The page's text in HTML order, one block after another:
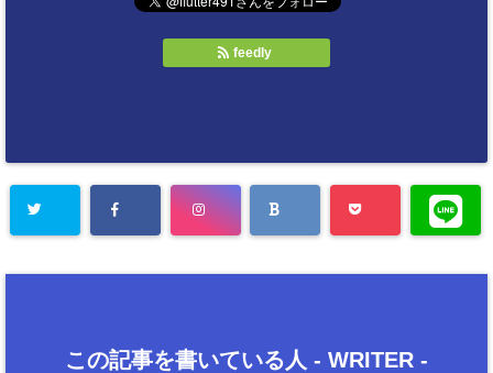
feedly
この記事を書いている人 - WRITER -